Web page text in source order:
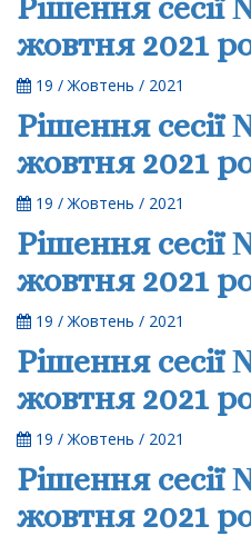
Рішення сесії
жовтня 2021
19 / Жовтень / 2021
Рішення сесії
жовтня 2021
19 / Жовтень / 2021
Рішення сесії
жовтня 2021
19 / Жовтень / 2021
Рішення сесії
жовтня 2021
19 / Жовтень / 2021
Рішення сесії
жовтня 2021